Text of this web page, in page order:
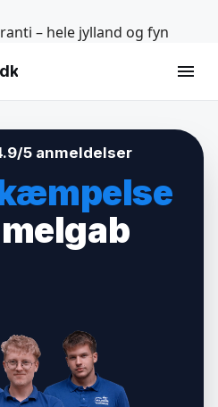
– hele jylland og fyn
menu
5 anmeldelser